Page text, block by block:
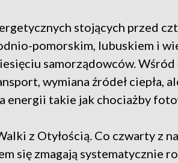
stojących przed
pomorskim, lubuskiem i
samorządowców.
wymiana źródeł ciepła,
energii takie jak chociażby
z Otyłością. Co czwarty z
się zmagają systematycznie